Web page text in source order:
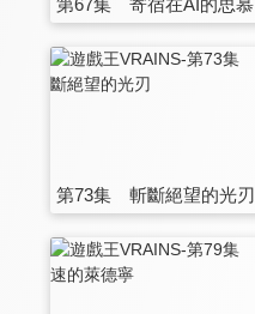
第73集 斬斷絕望的光刃